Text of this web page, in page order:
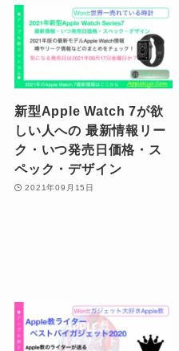
新型Apple Watch 7が欲
しい人への 最新情報リー
ク・いつ発売日価格・ス
ペック・デザイン
2021年09月15日